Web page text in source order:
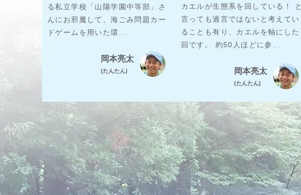
る私立学校「山陽学園中等部」さ
んにお邪魔して、海ごみ問題カー
ドゲームを用いた環...
岡本亮太
(たんたん)
カエルが生態系を回している！ と
言っても過言ではないと考えてい
ることも有り、カエルを軸にした
回です。 約50人ほどに参...
岡本亮太
(たんたん)